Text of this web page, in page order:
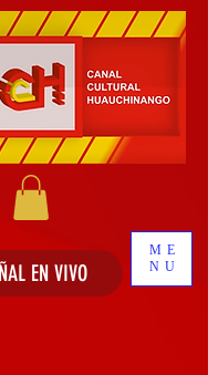
ME
NU
EN VIVO